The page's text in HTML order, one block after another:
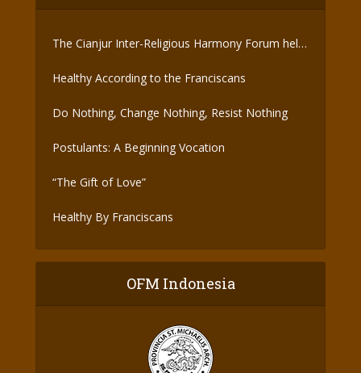
The Cianjur Inter-Religious Harmony Forum held
Healthy According to the Franciscans
Do Nothing, Change Nothing, Resist Nothing
Postulants: A Beginning Vocation
“The Gift of Love”
Healthy By Franciscans
OFM Indonesia